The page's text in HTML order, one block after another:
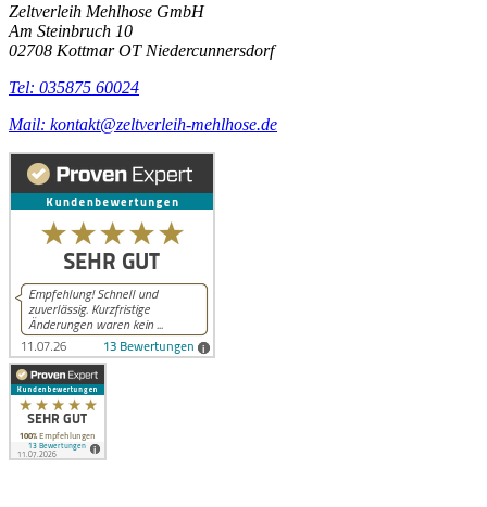
Zeltverleih Mehlhose GmbH
Am Steinbruch 10
02708 Kottmar OT Niedercunnersdorf
Tel: 035875 60024
Mail: kontakt@zeltverleih-mehlhose.de